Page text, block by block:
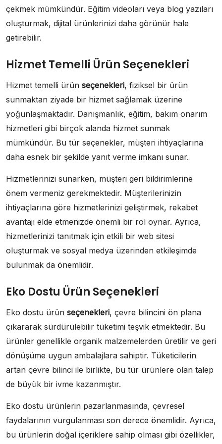
çekmek mümkündür. Eğitim videoları veya blog yazıları
oluşturmak, dijital ürünlerinizi daha görünür hale
getirebilir.
Hizmet Temelli Ürün Seçenekleri
Hizmet temelli ürün seçenekleri, fiziksel bir ürün
sunmaktan ziyade bir hizmet sağlamak üzerine
yoğunlaşmaktadır. Danışmanlık, eğitim, bakım onarım
hizmetleri gibi birçok alanda hizmet sunmak
mümkündür. Bu tür seçenekler, müşteri ihtiyaçlarına
daha esnek bir şekilde yanıt verme imkanı sunar.
Hizmetlerinizi sunarken, müşteri geri bildirimlerine
önem vermeniz gerekmektedir. Müşterilerinizin
ihtiyaçlarına göre hizmetlerinizi geliştirmek, rekabet
avantajı elde etmenizde önemli bir rol oynar. Ayrıca,
hizmetlerinizi tanıtmak için etkili bir web sitesi
oluşturmak ve sosyal medya üzerinden etkileşimde
bulunmak da önemlidir.
Eko Dostu Ürün Seçenekleri
Eko dostu ürün seçenekleri, çevre bilincini ön plana
çıkararak sürdürülebilir tüketimi teşvik etmektedir. Bu
ürünler genellikle organik malzemelerden üretilir ve geri
dönüşüme uygun ambalajlara sahiptir. Tüketicilerin
artan çevre bilinci ile birlikte, bu tür ürünlere olan talep
de büyük bir ivme kazanmıştır.
Eko dostu ürünlerin pazarlanmasında, çevresel
faydalarının vurgulanması son derece önemlidir. Ayrıca,
bu ürünlerin doğal içeriklere sahip olması gibi özellikler,